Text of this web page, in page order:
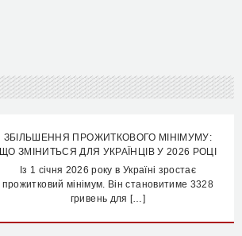
ЗБІЛЬШЕННЯ ПРОЖИТКОВОГО МІНІМУМУ:
ЩО ЗМІНИТЬСЯ ДЛЯ УКРАЇНЦІВ У 2026 РОЦІ
Із 1 січня 2026 року в Україні зростає
прожитковий мінімум. Він становитиме 3328
гривень для […]